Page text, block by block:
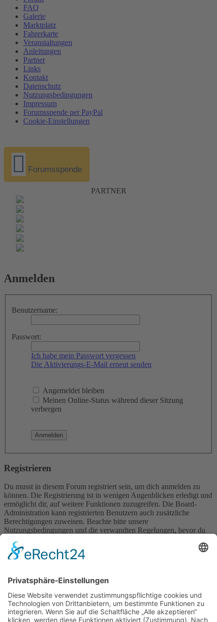
FAQ
Galerie
Marktplatz
Fahrerkarte
Veranstaltungen
Anleitungen
Partner
Links
Kontakt
Datenschutz
Nutzungsbedingungen
Impressum
Forumsspende per PayPal
Cookie-Einstellungen
Forumsspende
PARTNER
Anmelden
Benutzername:
Passwort:
Ich habe mein Passwort vergessen
Die Aktivierungs-E-Mail erneut senden
Angemeldet bleiben
Meinen Online-Status während dieser Sitzung
verbergen
Registrieren
Du musst in diesem Forum registriert sein, um dich anmelden zu
können. Die Registrierung ist in wenigen Augenblicken erledigt und
ermöglicht dir, auf weitere Funktionen zuzugreifen. Die Board-
Administration kann registrierten Benutzern auch zusätzliche
Berechtigungen zuweisen. Beachte bitte unsere
Nutzungsbedingungen und die verwandten Regelungen, bevor du
wenn du dich in diesem Board bewegst.
Foren-Übersicht
Alle Zeiten sindUTC+02:00